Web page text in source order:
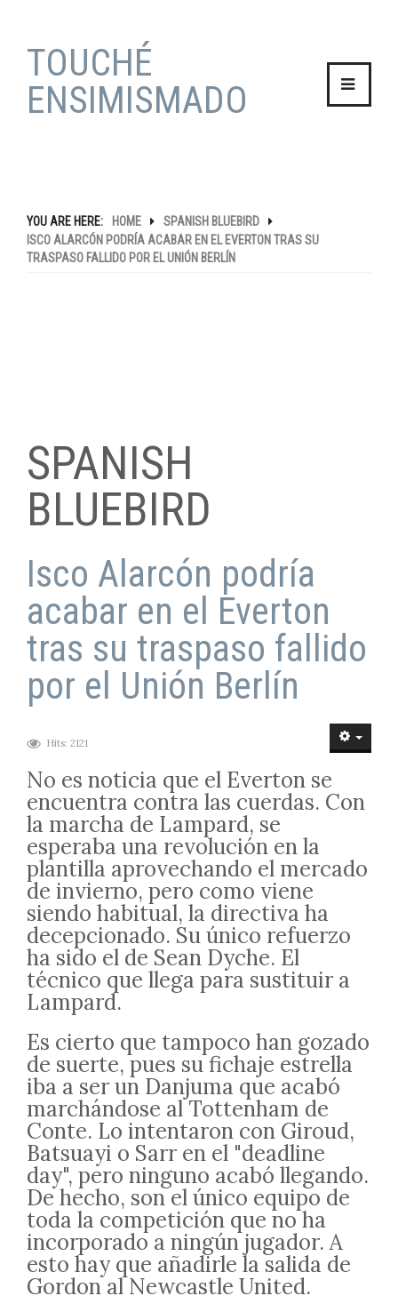
TOUCHÉ
ENSIMISMADO
BLOG
TUNES
SPANISH BLUEBIRD
YOU ARE HERE: HOME
SPANISH BLUEBIRD
ISCO ALARCÓN PODRÍA ACABAR EN EL EVERTON TRAS SU
TRASPASO FALLIDO POR EL UNIÓN BERLÍN
SPANISH
BLUEBIRD
Isco Alarcón podría
acabar en el Everton
tras su traspaso fallido
por el Unión Berlín
Hits: 2121
No es noticia que el Everton se
encuentra contra las cuerdas. Con
la marcha de Lampard, se
esperaba una revolución en la
plantilla aprovechando el mercado
de invierno, pero como viene
siendo habitual, la directiva ha
decepcionado. Su único refuerzo
ha sido el de Sean Dyche. El
técnico que llega para sustituir a
Lampard.
Es cierto que tampoco han gozado
de suerte, pues su fichaje estrella
iba a ser un Danjuma que acabó
marchándose al Tottenham de
Conte. Lo intentaron con Giroud,
Batsuayi o Sarr en el "deadline
day", pero ninguno acabó llegando.
De hecho, son el único equipo de
toda la competición que no ha
incorporado a ningún jugador. A
esto hay que añadirle la salida de
Gordon al Newcastle United.